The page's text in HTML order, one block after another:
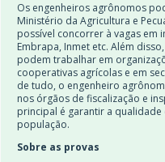
Os engenheiros agrônomos
Ministério da Agricultura e
possível concorrer à vagas em
Embrapa, Inmet etc. Além
podem trabalhar em
cooperativas agrícolas e em
de tudo, o engenheiro
nos órgãos de fiscalização e
principal é garantir a
população.
Sobre as provas